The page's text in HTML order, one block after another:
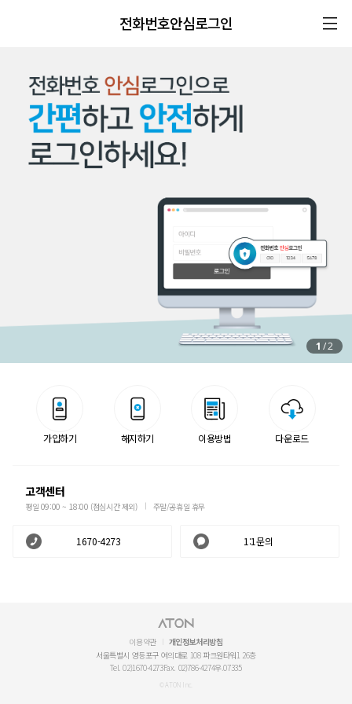
전화번호안심로그인
1 /2
가입하기 해지하기 이용방법 다운로드
고객센터
평일 09:00 ~ 18:00 (점심시간 제외) 주말/공휴일 휴무
1670-4273 1:1문의
이용약관
개인정보처리방침
서울특별시 영등포구 여의대로 108 파크원타워1 26층
Tel. 02)1670-4273Fax. 02)786-4274우.07335
© ATON Inc.